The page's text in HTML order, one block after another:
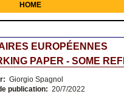
HOME
EUROPÉENNES
PAPER - SOME
Giorgio Spagnol
publication: 20/7/2022